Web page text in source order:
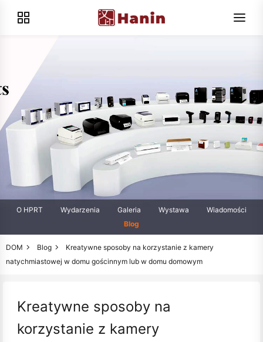
O HPRT Wydarzenia Galeria Wystawa
Wiadomości
Blog
DOM Blog
Kreatywne sposoby na korzystanie z kamery
natychmiastowej w domu gościnnym lub w domu domowym
Kreatywne sposoby na
korzystanie z kamery